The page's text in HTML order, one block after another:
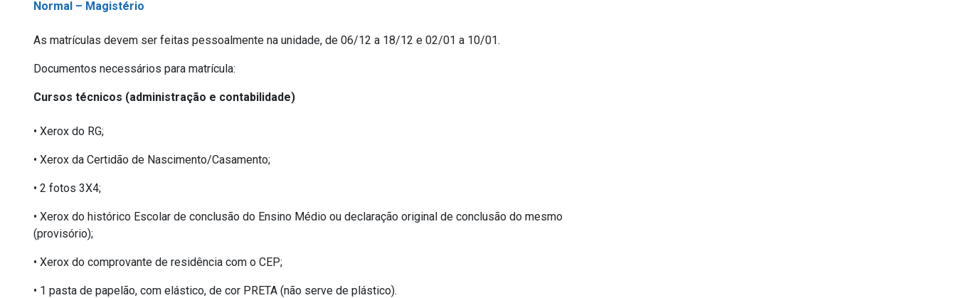
Normal – Magistério
As matrículas devem ser feitas pessoalmente na unidade, de 06/12 a 18/12 e 02/01 a 10/01.
Documentos necessários para matrícula:
Cursos técnicos (administração e contabilidade)
• Xerox do RG;
• Xerox da Certidão de Nascimento/Casamento;
• 2 fotos 3X4;
• Xerox do histórico Escolar de conclusão do Ensino Médio ou declaração original de conclusão do mesmo
(provisório);
• Xerox do comprovante de residência com o CEP;
• 1 pasta de papelão, com elástico, de cor PRETA (não serve de plástico).